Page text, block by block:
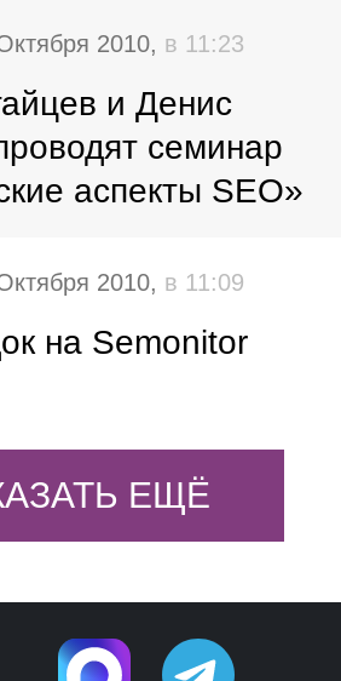
2010, в 11:23
и Денис
семинар
аспекты SEO»
2010, в 11:09
на Semonitor
ЕЩЁ